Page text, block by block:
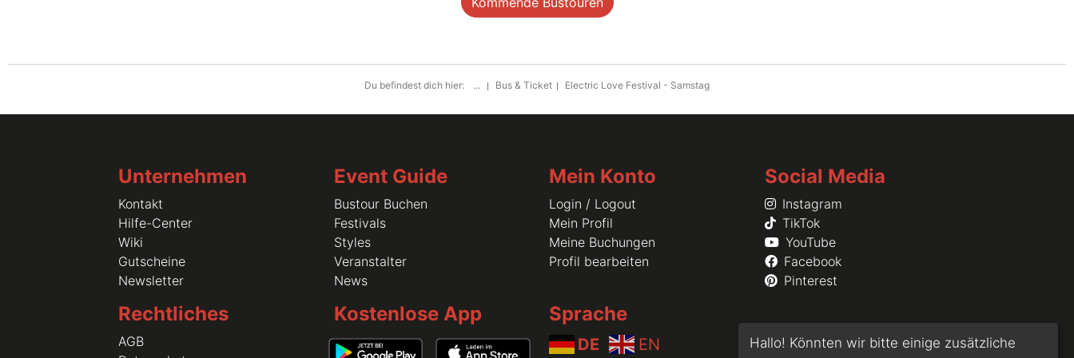
Du befindest dich hier: ... Bus & Ticket Electric Love Festival - Samstag
Unternehmen
Kontakt
Hilfe-Center
Wiki
Gutscheine
Newsletter
Event Guide
Bustour Buchen
Festivals
Styles
Veranstalter
News
Mein Konto
Login / Logout
Mein Profil
Meine Buchungen
Profil bearbeiten
Social Media
Instagram
TikTok
YouTube
Facebook
Pinterest
Rechtliches
AGB
Kostenlose App Sprache
DE EN
Hallo! Könnten wir bitte einige zusätzliche